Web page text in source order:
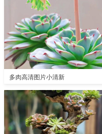
多肉高清图片小清新